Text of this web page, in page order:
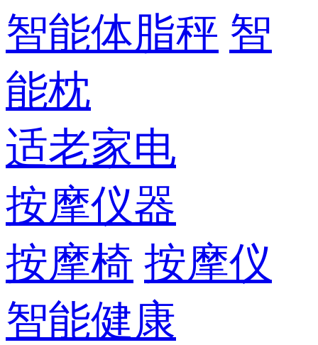
智能体脂秤 智
能枕
适老家电
按摩仪器
按摩椅 按摩仪
智能健康